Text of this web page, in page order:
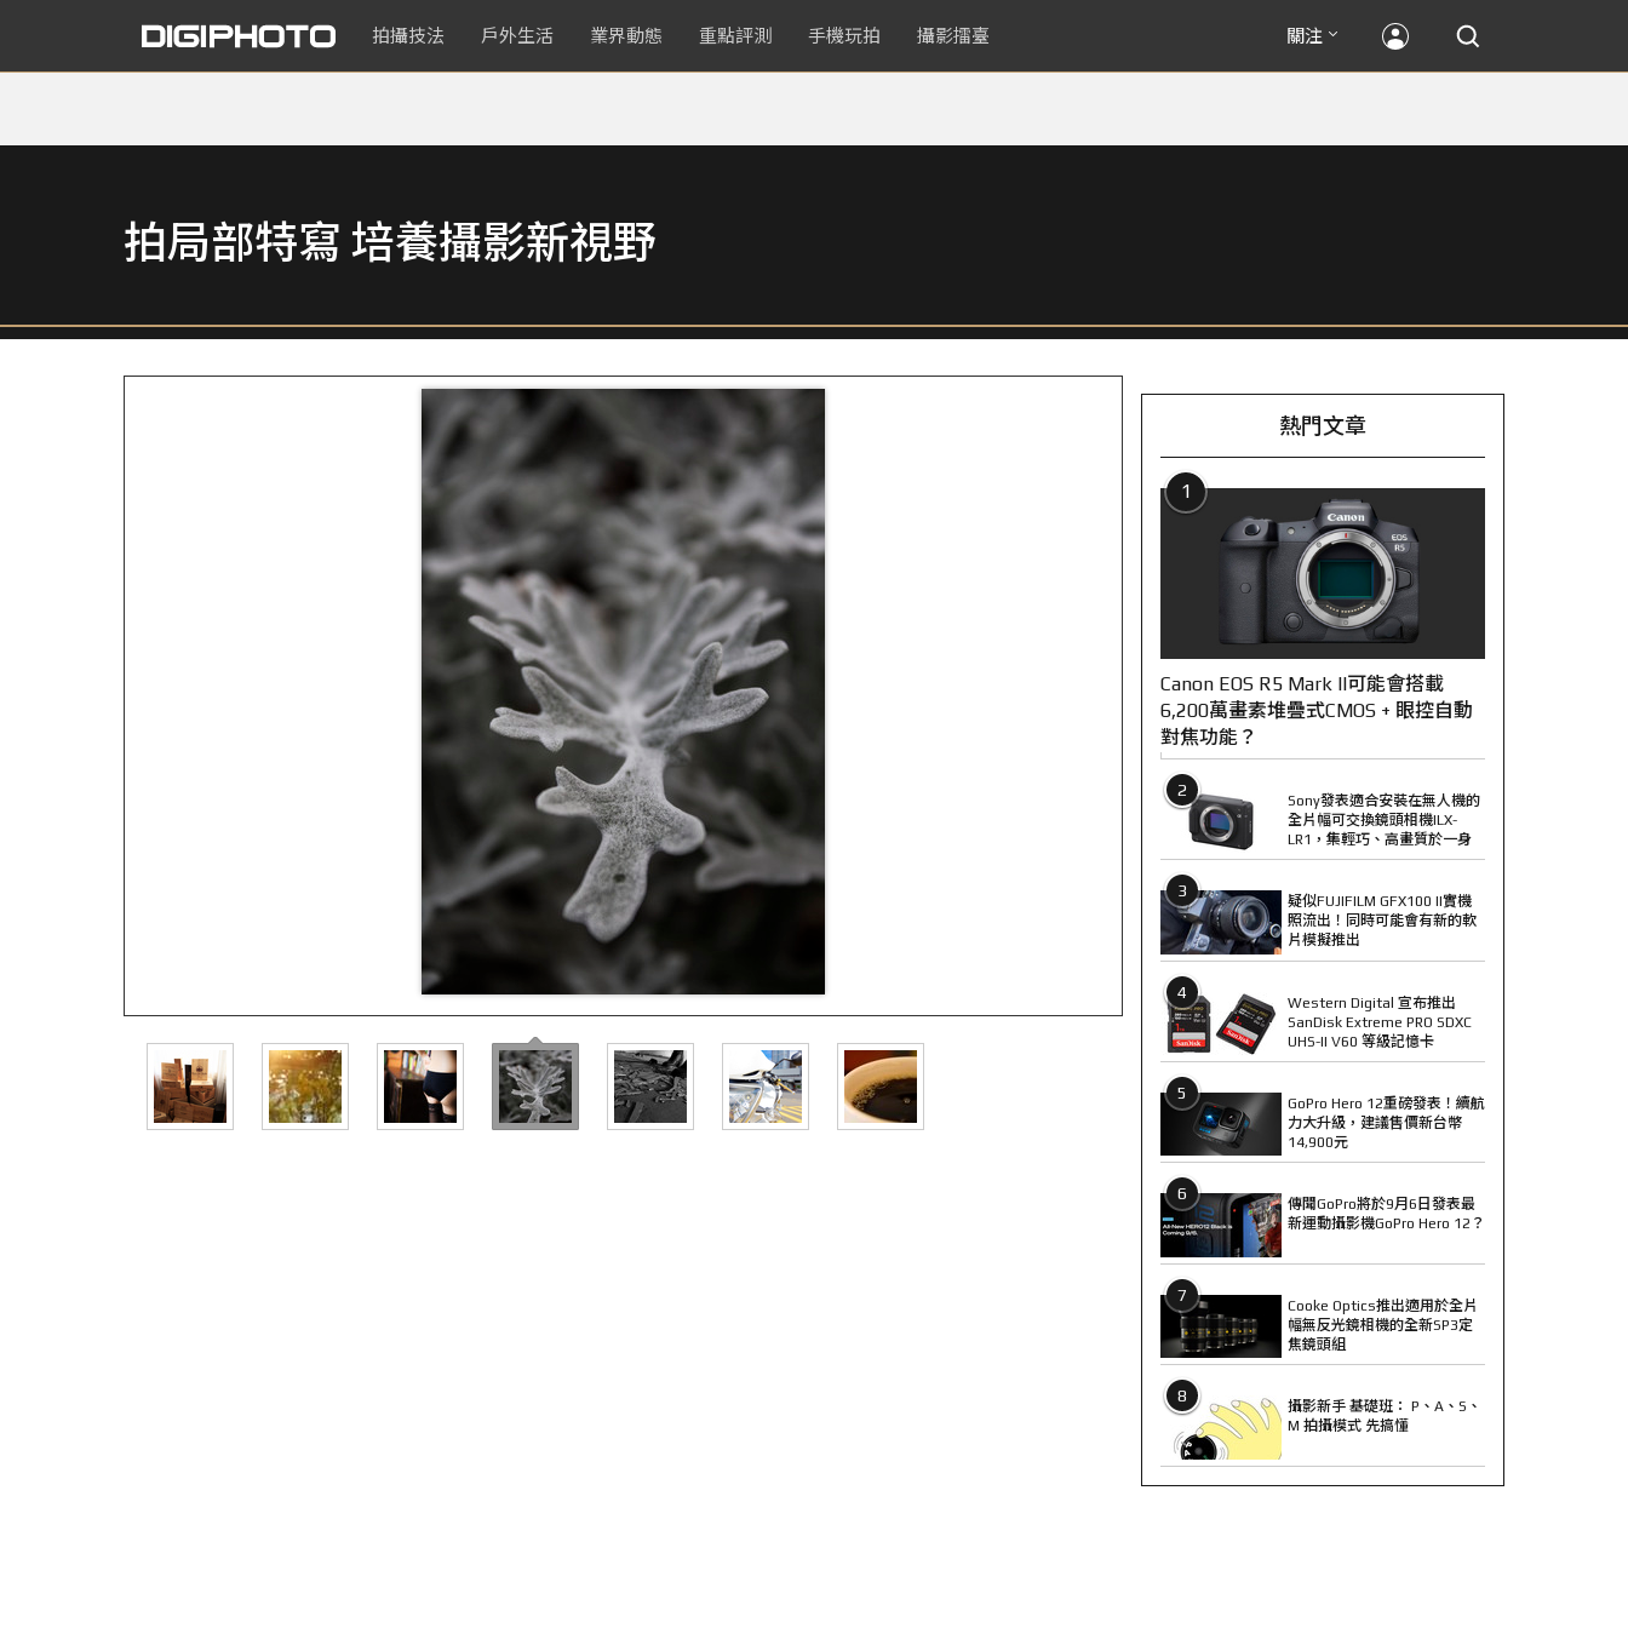
拍攝技法 戶外生活 業界動態 重點評測 手機玩拍 攝影擂臺 關注
拍局部特寫 培養攝影新視野
熱門文章
1
Canon EOS R5 Mark II可能會搭載
6,200萬畫素堆疊式CMOS + 眼控自動
對焦功能？
2
Sony發表適合安裝在無人機的
全片幅可交換鏡頭相機ILX-
LR1，集輕巧、高畫質於一身
3
疑似FUJIFILM GFX100 II實機
照流出！同時可能會有新的軟
片模擬推出
4
Western Digital 宣布推出
SanDisk Extreme PRO SDXC
UHS-II V60 等級記憶卡
5
GoPro Hero 12重磅發表！續航
力大升級，建議售價新台幣
14,900元
6
傳聞GoPro將於9月6日發表最
新運動攝影機GoPro Hero 12？
7
Cooke Optics推出適用於全片
幅無反光鏡相機的全新SP3定
焦鏡頭組
8
攝影新手 基礎班： P、A、S、
M 拍攝模式 先搞懂